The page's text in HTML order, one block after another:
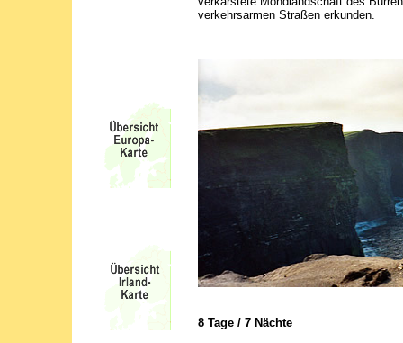
verkehrsarmen Straßen erkunden.
8 Tage / 7 Nächte